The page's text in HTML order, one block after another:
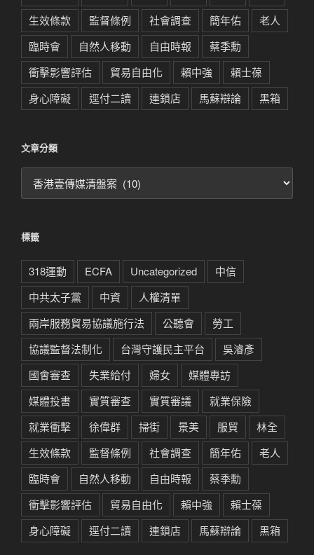
生效條款
監督條例 社會調查 簡年佑
老人
臨時會
自然人移動 自由時報
蔡季勳
衝擊影響評估
貿易自由化 賴中強
賴士葆
身心障礙
逕付二讀 連鎖店 馬蘇辯論 黑箱
文章分類
標籤
318運動 ECFA Uncategorized
中信
中共太子黨
中資
人權清單
兩岸服務貿易協議施行法
公聽會
勞工
協議監督法制化
台灣守護民主平台
吳濬彥
國會審查
失業給付 婦女
媒體專訪
媒體投書
實質審查 實質審議
就業保險
就業衝擊
徐偉群 掃街 景美 服貿
林全
生效條款
監督條例 社會調查 簡年佑
老人
臨時會
自然人移動 自由時報
蔡季勳
衝擊影響評估
貿易自由化 賴中強
賴士葆
身心障礙
逕付二讀 連鎖店 馬蘇辯論 黑箱